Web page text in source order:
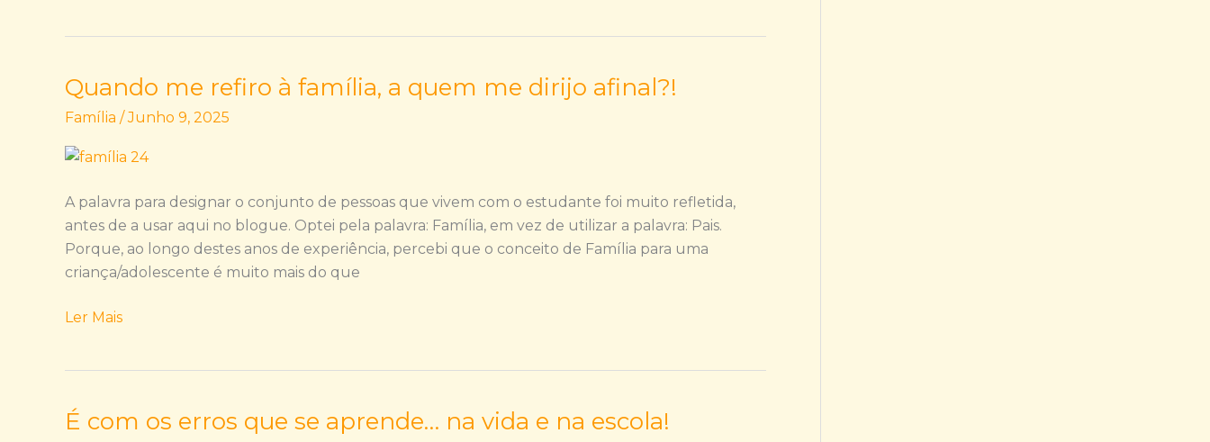
Quando me refiro à família, a quem me dirijo afinal?!
Família /Junho 9, 2025
A palavra para designar o conjunto de pessoas que vivem com o estudante foi muito refletida,
antes de a usar aqui no blogue. Optei pela palavra: Família, em vez de utilizar a palavra: Pais.
Porque, ao longo destes anos de experiência, percebi que o conceito de Família para uma
criança/adolescente é muito mais do que
Quando
à
a
quem
me
dirijo
Ler Mais
É com os erros que se aprende… na vida e na escola!
É